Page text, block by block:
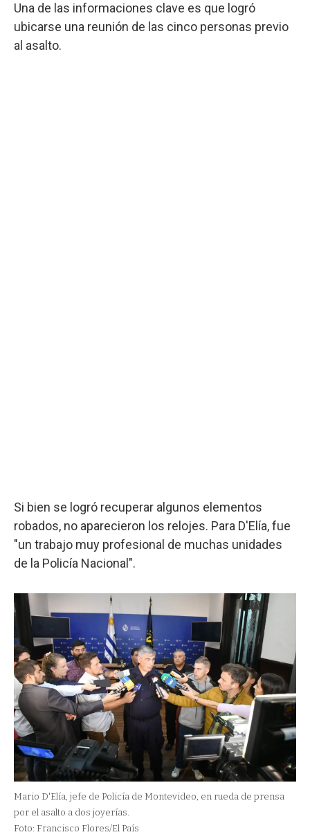
Una de las informaciones clave es que logró
ubicarse una reunión de las cinco personas previo
al asalto.
Si bien se logró recuperar algunos elementos
robados, no aparecieron los relojes. Para D'Elía, fue
"un trabajo muy profesional de muchas unidades
de la Policía Nacional".
Mario D'Elía, jefe de Policía de Montevideo, en rueda de prensa
por el asalto a dos joyerías.
Foto: Francisco Flores/El País